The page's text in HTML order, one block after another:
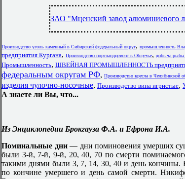
ЗАО "Мценский завод алюминиевого
Производство уголь каменный в Сибирский федеральный округ, промышленность
предприятия Кургана, Производство портландцемент в Облучье, добыча рыбы
Промышленность, ШВЕЙНАЯ ПРОМЫШЛЕННОСТЬ
федеральным округам РФ, Производство кресла в Челябинской
изделия чулочно-носочные, Производство вина игристые,
А знаете ли Вы, что...
Из Энциклопедии Брокгауза Ф.А. и Ефрона И.А.
Поминальные дни— дни поминовения умерших
были 3-й, 7-й, 9-й, 20, 40, 70 по смерти
такими днями были 3, 7, 14, 30, 40 и день
по кончине умершего и день самой смерти.